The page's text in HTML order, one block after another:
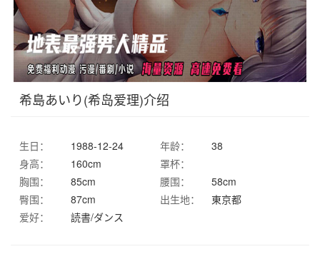
希島あいり(希岛爱理)介绍
生日： 1988-12-24 年龄：
38
身高：
160cm
罩杯：
胸围：
85cm 腰围：
58cm
臀围：
87cm 出生地：
東京都
爱好：
読書/ダンス